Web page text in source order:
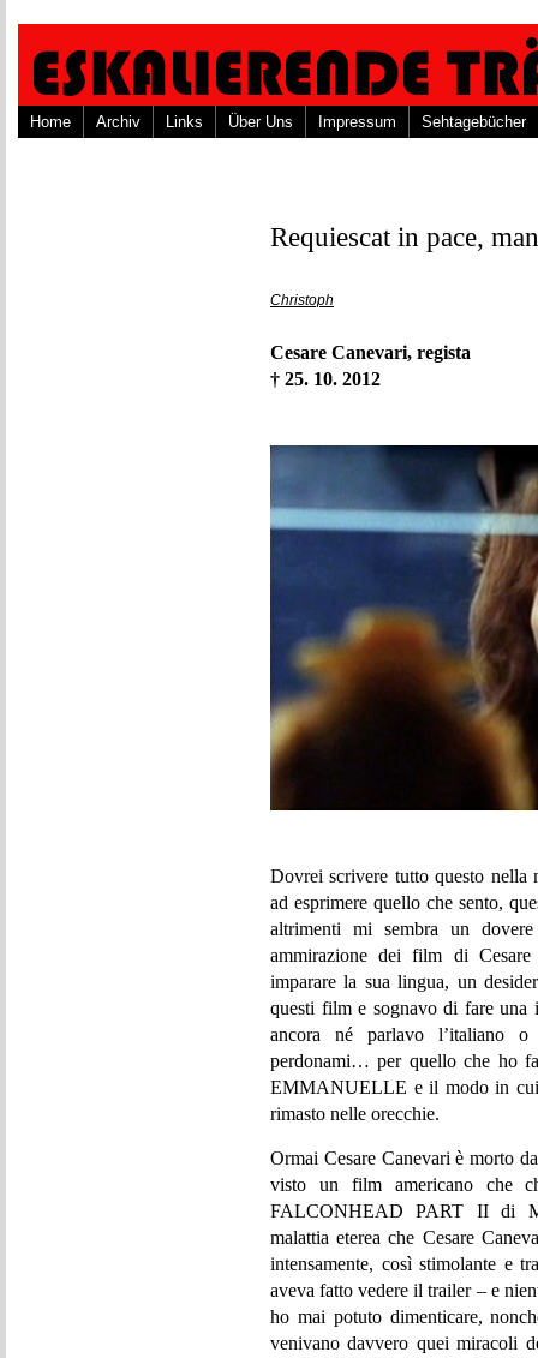
Home Archiv Links Über Uns Impressum Sehtagebücher
Requiescat in pace,
Christoph
Cesare Canevari, regista
† 25. 10. 2012
Dovrei scrivere tutto questo nella
ad esprimere quello che sento,
altrimenti mi sembra un
ammirazione dei film di
imparare la sua lingua, un
questi film e sognavo di fare una
ancora né parlavo l’italiano
perdonami… per quello che ho
EMMANUELLE e il modo in cui
rimasto nelle orecchie.
Ormai Cesare Canevari è morto
visto un film americano che
FALCONHEAD PART II di
malattia eterea che Cesare
intensamente, così stimolante e
aveva fatto vedere il trailer – e
ho mai potuto dimenticare,
venivano davvero quei miracoli